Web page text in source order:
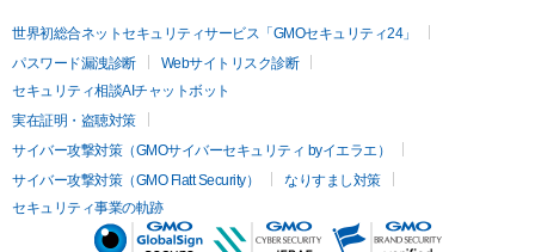
世界初総合ネットセキュリティサービス「GMOセキュリティ24」
パスワード漏洩診断
Webサイトリスク診断
セキュリティ相談AIチャットボット
実在証明・盗聴対策
サイバー攻撃対策（GMOサイバーセキュリティ byイエラエ）
サイバー攻撃対策（GMO Flatt Security）
なりすまし対策
セキュリティ事業の軌跡